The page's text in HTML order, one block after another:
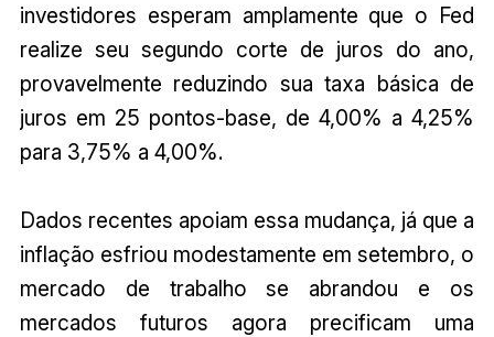
investidores esperam amplamente que o Fed
realize seu segundo corte de juros do ano,
provavelmente reduzindo sua taxa básica de
juros em 25 pontos-base, de 4,00% a 4,25%
para 3,75% a 4,00%.
Dados recentes apoiam essa mudança, já que a
inflação esfriou modestamente em setembro, o
mercado de trabalho se abrandou e os
mercados futuros agora precificam uma